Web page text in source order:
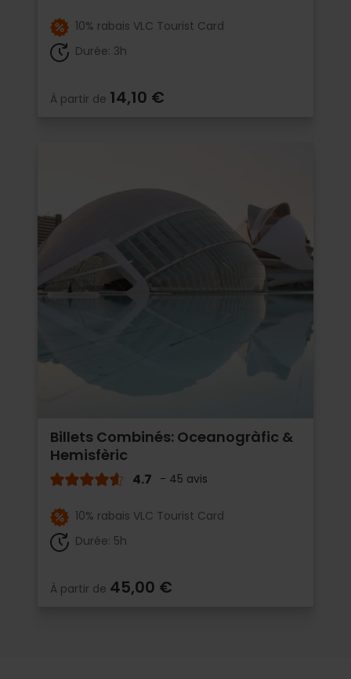
10% rabais VLC Tourist Card
Durée: 3h
À partir de 14,10 €
Billets Combinés: Oceanogràfic &
Hemisfèric
4.7 - 45 avis
10% rabais VLC Tourist Card
Durée: 5h
À partir de 45,00 €